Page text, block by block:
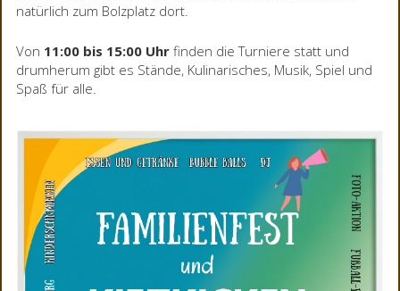
natürlich zum Bolzplatz dort.
Von 11:00 bis 15:00 Uhr finden die Turniere statt und
drumherum gibt es Stände, Kulinarisches, Musik, Spiel und
Spaß für alle.